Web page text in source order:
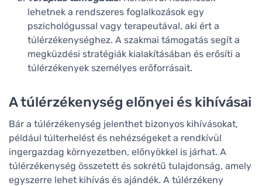
lehetnek a rendszeres foglalkozások egy
pszichológussal vagy terapeutával, aki ért a
túlérzékenységhez. A szakmai támogatás segít a
megküzdési stratégiák kialakításában és erősíti a
túlérzékenyek személyes erőforrásait.
A túlérzékenység előnyei és kihívásai
Bár a túlérzékenység jelenthet bizonyos kihívásokat,
például túlterhelést és nehézségeket a rendkívül
ingergazdag környezetben, előnyökkel is járhat. A
túlérzékenység összetett és sokrétű tulajdonság, amely
egyszerre lehet kihívás és ajándék. A túlérzékeny